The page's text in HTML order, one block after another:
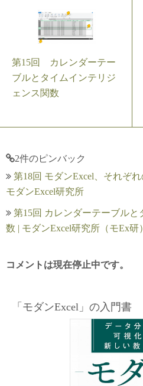
第15回 カレンダーテー
ブルとタイムインテリジ
ェンス関数
2件のピンバック
第18回 モダンExcel、それぞ
モダンExcel研究所
第15回 カレンダーテーブル
数 | モダンExcel研究所（モEx研）
コメントは現在停止中です。
「モダンExcel」の入門書